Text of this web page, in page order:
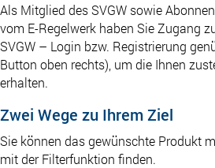
Als Mitglied des SVGW sowie
vom E-Regelwerk haben Sie Zugang
SVGW – Login bzw. Registrierung
Button oben rechts), um die Ihnen
erhalten.
Zwei Wege zu Ihrem Ziel
Sie können das gewünschte Produkt
mit der Filterfunktion finden.